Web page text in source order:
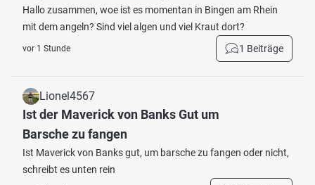
Hallo zusammen, woe ist es momentan in Bingen am Rhein
mit dem angeln? Sind viel algen und viel Kraut dort?
vor 1 Stunde 1 Beiträge
Lionel4567
Ist der Maverick von Banks Gut um
Barsche zu fangen
Ist Maverick von Banks gut, um barsche zu fangen oder nicht,
schreibt es unten rein